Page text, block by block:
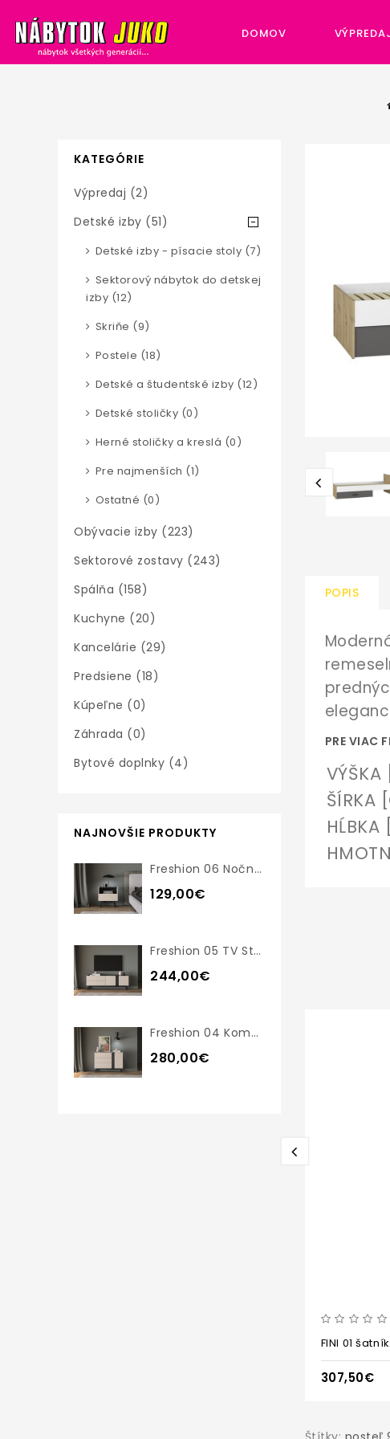
DOMOV
KATEGÓRIE
Výpredaj (2)
Detské izby (51)
Detské izby - písacie stoly (7)
Sektorový nábytok do detskej
izby (12)
Skriňe (9)
Postele (18)
Detské a študentské izby (12)
Detské stoličky (0)
Herné stoličky a kreslá (0)
Pre najmenších (1)
Ostatné (0)
Obývacie izby (223)
Sektorové zostavy (243)
Spálňa (158)
Kuchyne (20)
Kancelárie (29)
Predsiene (18)
Kúpeľne (0)
Záhrada (0)
Bytové doplnky (4)
NAJNOVŠIE PRODUKTY
Freshion 06 Nočný Stolík
129,00€
Freshion 05 TV Stolík
244,00€
Freshion 04 Komoda
280,00€
POPIS
PRE VIAC
ŠÍRKA
FINI 01
307,50€